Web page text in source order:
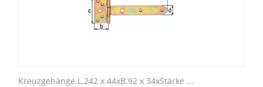
Kreuzgehänge L.242 x 44xB.92 x 34xStärke ...